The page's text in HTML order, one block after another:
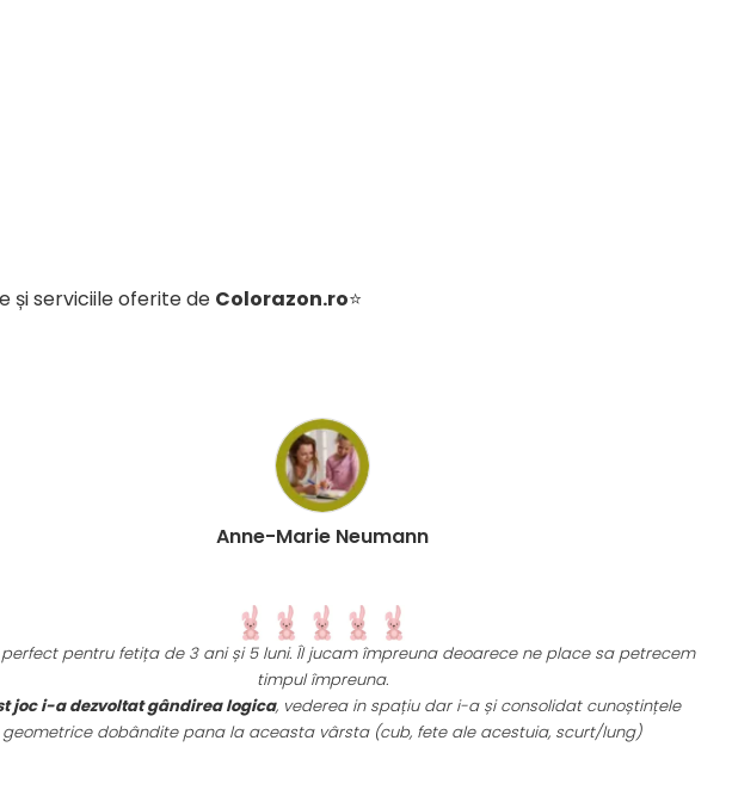
și serviciile oferite de Colorazon.ro⭐
Anne-Marie Neumann
fetița de 3 ani și 5 luni. Îl jucam împreuna deoarece ne place sa petrecem
timpul împreuna.
gândirea logica, vederea in spațiu dar i-a și consolidat cunoștințele
pana la aceasta vârsta (cub, fete ale acestuia, scurt/lung)
Un joc atât